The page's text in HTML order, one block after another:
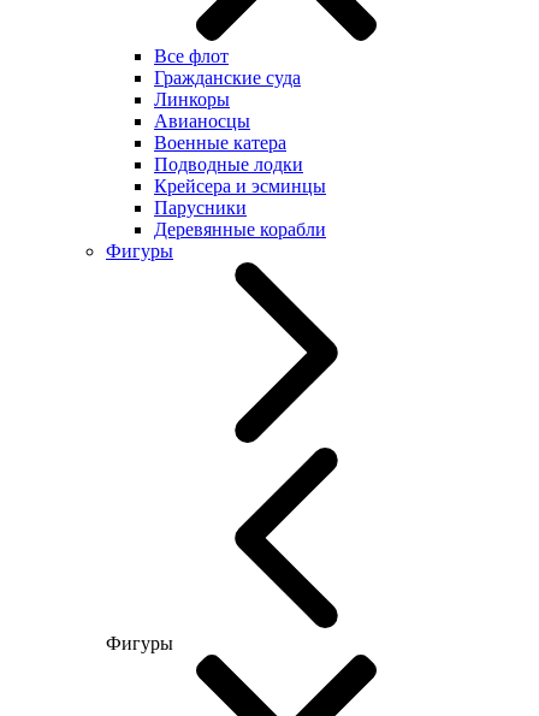
Все флот
Гражданские суда
Линкоры
Авианосцы
Военные катера
Подводные лодки
Крейсера и эсминцы
Парусники
Деревянные корабли
Фигуры
Фигуры